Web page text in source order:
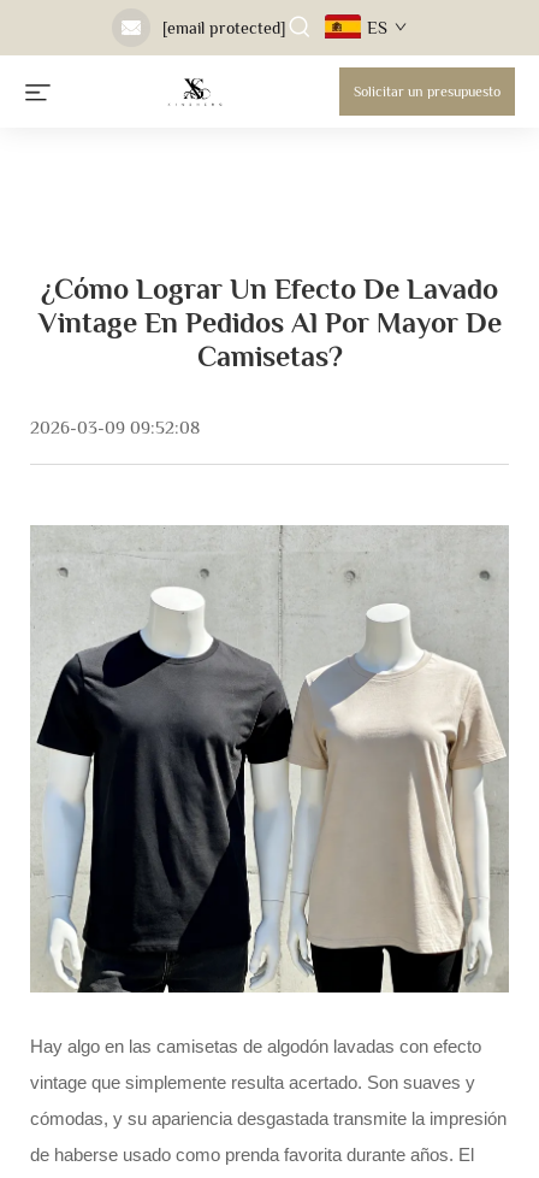
[email protected] ES
Solicitar un presupuesto
¿Cómo Lograr Un Efecto De Lavado
Vintage En Pedidos Al Por Mayor De
Camisetas?
2026-03-09 09:52:08
Hay algo en las camisetas de algodón lavadas con efecto
vintage que simplemente resulta acertado. Son suaves y
cómodas, y su apariencia desgastada transmite la impresión
de haberse usado como prenda favorita durante años. El